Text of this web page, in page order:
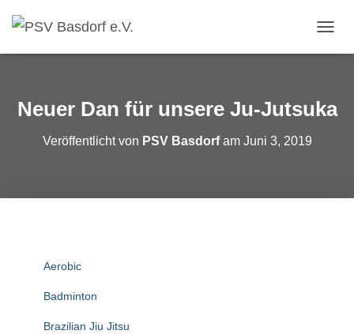
A
A
Neuer Dan für unsere Ju-Jutsuka
Veröffentlicht von PSV Basdorfam Juni 3, 2019
Aerobic
Badminton
Brazilian Jiu Jitsu